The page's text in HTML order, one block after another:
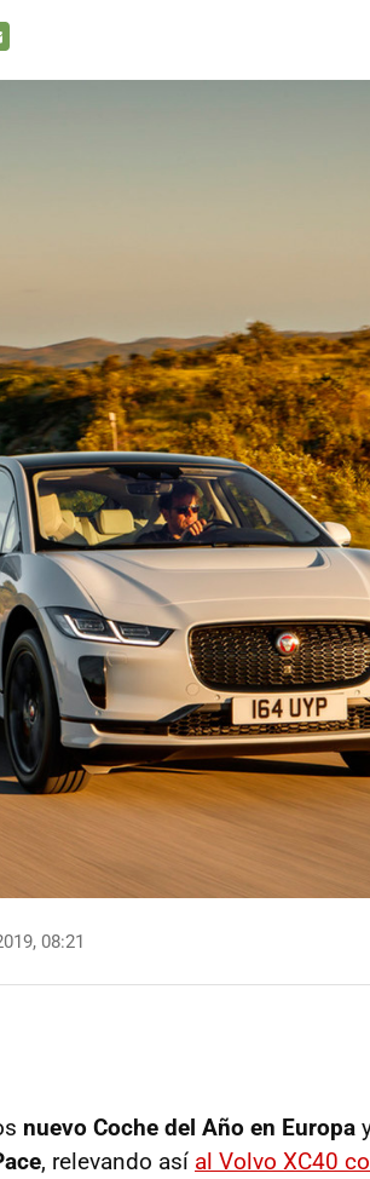
08:21
nuevo Coche del Año en Europa
, relevando así al Volvo XC40